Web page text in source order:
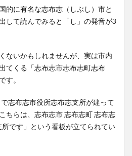
的に有名な志布志（しぶし）市と
して読んでみると「し」の発音が3
ないかもしれませんが、実は市内
てくる「志布志市志布志町志布
す。
志布志市役所志布志支所が建って
ちらは、志布志市 志布志町 志布志
です」という看板が立てられてい